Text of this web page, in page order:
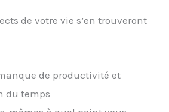
de votre vie s’en trouveront
de productivité et
du temps